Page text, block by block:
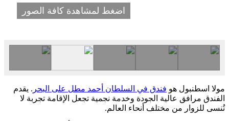
اضغط لمشاهدة كافة الصور
مولا اسطنبول هو فندق في السلطان أحمد مطل على البحر . يقدم
الفندق مرافق عالية الجودة وخدمة نجمية تجعل الإقامة تجربة لا
تُنسى للزوار من مختلف أنحاء العالم.